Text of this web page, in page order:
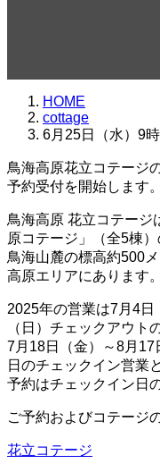
HOME
cottage
6月25日（水）9
鳥海高原花立コテージ
予約受付を開始します。
鳥海高原 花立コテージ
原コテージ」（全5棟）
鳥海山麓の標高約500
高原エリアにあります。
2025年の営業は7月4日
（日）チェックアウト
7月18日（金）～8月17
日のチェックイン営業
予約はチェックイン日
ご予約およびコテージ
花立コテージ